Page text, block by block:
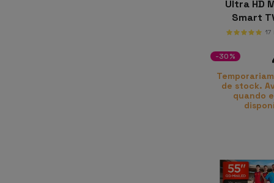
Ultra HD
Smart
17
-30%
de stock.
quando